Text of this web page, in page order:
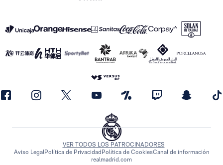
VER TODOS LOS PATROCINADORES
Aviso LegalPolítica de Privacidad Política de CookiesCanal de información
realmadrid.com